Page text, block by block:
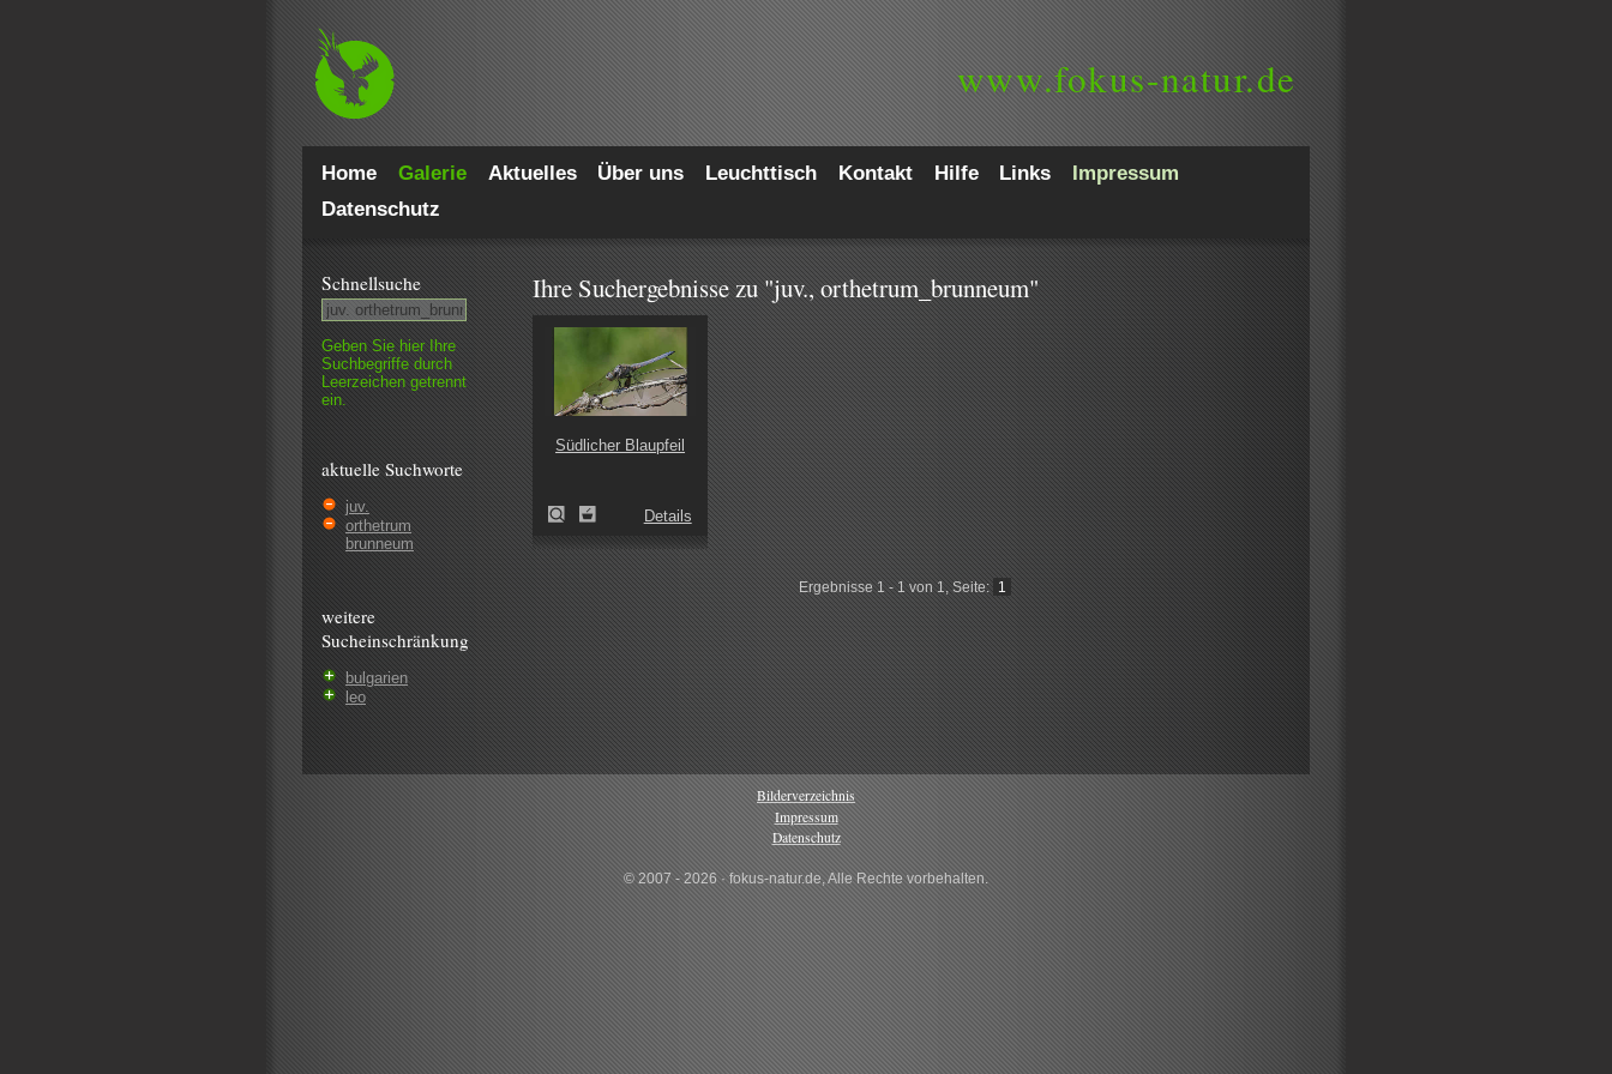
www.fokus-natur.de
Home Galerie Aktuelles Über uns Leuchttisch Kontakt Hilfe Links
Impressum
Datenschutz
Schnell­suche
Geben Sie hier Ihre
Such­begriffe durch
Leer­zeichen getrennt
ein.
aktuelle Suchworte
juv.
orthetrum
brunneum
weitere
Sucheinschränkung
bulgarien
leo
Ihre Suchergebnisse zu "juv., orthetrum_brunneum"
Südlicher Blaupfeil
Details
Ergebnisse 1 - 1 von 1, Seite: 1
Bilderverzeichnis
Impressum
Datenschutz
© 2007 - 2026 · fokus-natur.de, Alle Rechte vorbehalten.